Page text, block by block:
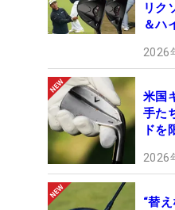
リク
＆ハ
2026
米国
手た
ドを
2026
“替